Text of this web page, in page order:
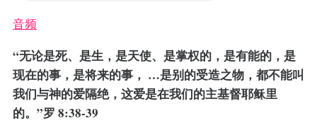
音频
“无论是死、是生，是天使、是掌权的，是有能的，是
现在的事，是将来的事， …是别的受造之物，都不能叫
我们与神的爱隔绝，这爱是在我们的主基督耶稣里
的。”罗 8:38-39